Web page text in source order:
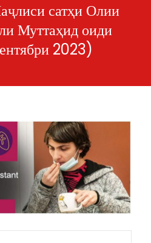
сатҳи Олии
Муттаҳид оиди
2023)